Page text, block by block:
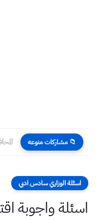
📁 مشاركات منوعه
اسئلة الوزاري سادس ادبي
اسئلة واجوبة